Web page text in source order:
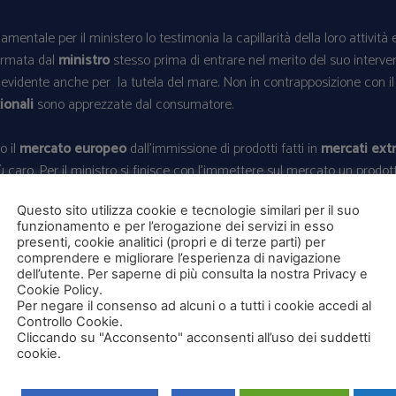
per il ministero lo testimonia la capillarità della loro
dal ministrostesso prima di entrare nel merito del suo
anche per la tutela del mare. Non in contrapposizione con
sono apprezzate dal consumatore.
il mercato europeodall’immissione di prodotti fatti in mercati
Per il ministro si finisce con l’immettere sul mercato un
deve rispettare stringenti norme europee e i criteri di sostenibilità
e commercializzato perché i costi della logistica sono
PNNRdove, ad esempio, anche i mercati ittici potranno utilizzare
milioniche andranno ad aiutare e tutelare le piccole realtà
Questo sito utilizza cookie e tecnologie similari per il suo
funzionamento e per l’erogazione dei servizi in esso
presenti, cookie analitici (propri e di terze parti) per
comprendere e migliorare l’esperienza di navigazione
dell’utente. Per saperne di più consulta la nostra Privacy e
Cookie Policy.
Per negare il consenso ad alcuni o a tutti i cookie accedi al
Controllo Cookie.
Cliccando su "Acconsento" acconsenti all’uso dei suddetti
cookie.